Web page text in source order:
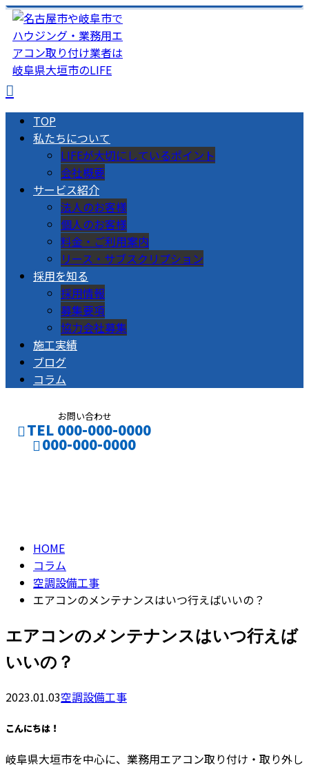
TOP
私たちについて
LIFEが大切にしているポイント
会社概要
サービス紹介
法人のお客様
個人のお客様
料金・ご利用案内
リース・サブスクリプション
採用を知る
採用情報
募集要項
協力会社募集
施工実績
ブログ
コラム
お問い合わせ
TEL 000-000-0000
000-000-0000
HOME
コラム
空調設備工事
エアコンのメンテナンスはいつ行えばいいの？
エアコンのメンテナンスはいつ行えば
いいの？
2023.01.03空調設備工事
こんにちは！
岐阜県大垣市を中心に、業務用エアコン取り付け・取り外し